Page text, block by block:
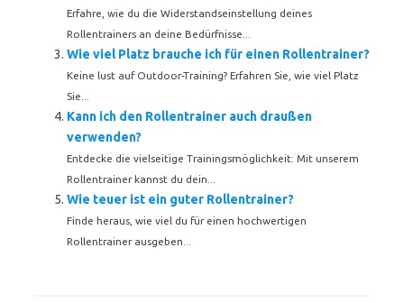
Erfahre, wie du die Widerstandseinstellung deines
Rollentrainers an deine Bedürfnisse...
Wie viel Platz brauche ich für einen Rollentrainer?
Keine lust auf Outdoor-Training? Erfahren Sie, wie viel Platz
Sie...
Kann ich den Rollentrainer auch draußen
verwenden?
Entdecke die vielseitige Trainingsmöglichkeit: Mit unserem
Rollentrainer kannst du dein...
Wie teuer ist ein guter Rollentrainer?
Finde heraus, wie viel du für einen hochwertigen
Rollentrainer ausgeben...